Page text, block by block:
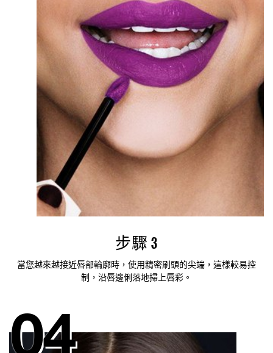
步驟 3
當您越來越接近唇部輪廓時，使用精密刷頭的尖端，這樣較易控
制，沿唇邊俐落地掃上唇彩。